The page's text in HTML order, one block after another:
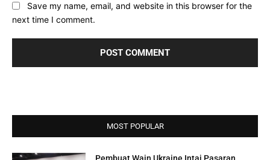
Save my name, email, and website in this browser for the
next time I comment.
MOST POPULAR
Pembuat Wain Ukraine Intai Pasaran